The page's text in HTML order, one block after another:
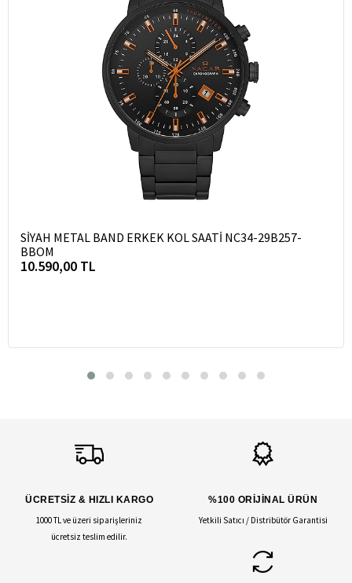
SİYAH METAL BAND ERKEK KOL SAATİ NC34-29B257-
BBOM
10.590,00 TL
ÜCRETSİZ & HIZLI KARGO
1000 TL ve üzeri siparişleriniz
ücretsiz teslim edilir.
%100 ORİJİNAL ÜRÜN
Yetkili Satıcı / Distribütör Garantisi